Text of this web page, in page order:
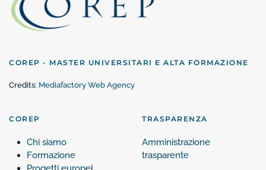
COREP - MASTER UNIVERSITARI E ALTA FORMAZIONE
Credits: Mediafactory Web Agency
COREP
Chi siamo
Formazione
TRASPARENZA
Amministrazione
trasparente